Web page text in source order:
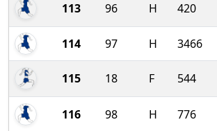
113 96 H 420
114 97 H 3466
115 18 F 544
116 98 H 776